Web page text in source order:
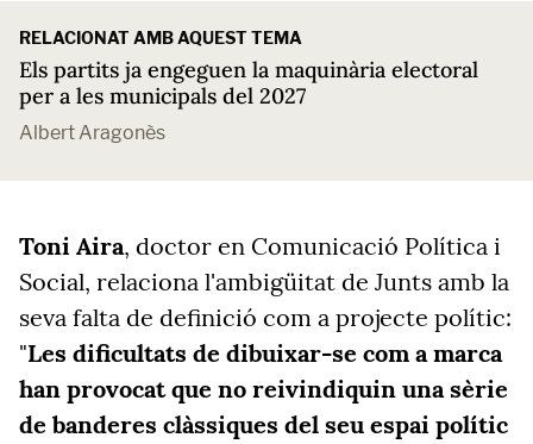
RELACIONAT AMB AQUEST TEMA
Els partits ja engeguen la maquinària electoral
per a les municipals del 2027
Albert Aragonès
Toni Aira, doctor en Comunicació Política i
Social, relaciona l'ambigüitat de Junts amb la
seva falta de definició com a projecte polític:
"Les dificultats de dibuixar-se com a marca
han provocat que no reivindiquin una sèrie
de banderes clàssiques del seu espai polític